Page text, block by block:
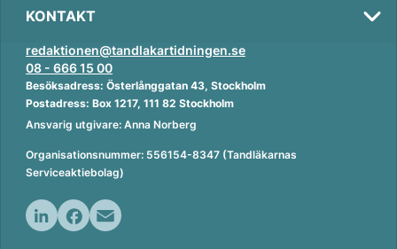
KONTAKT
redaktionen@tandlakartidningen.se
08 - 666 15 00
Besöksadress: Österlånggatan 43, Stockholm
Postadress: Box 1217, 111 82 Stockholm
Ansvarig utgivare: Anna Norberg
Organisationsnummer: 556154-8347 (Tandläkarnas
Serviceaktiebolag)